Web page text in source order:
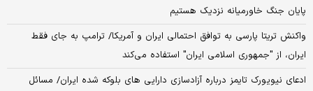
پایان جنگ خاورمیانه نزدیک هستیم
واکنش تریتا پارسی به توافق احتمالی ایران و آمریکا/ ترامپ به جای فقط
ایران، از "جمهوری اسلامی ایران" استفاده می‌کند
ادعای نیویورک تایمز درباره آزادسازی دارایی های بلوکه شده ایران/ مسائل